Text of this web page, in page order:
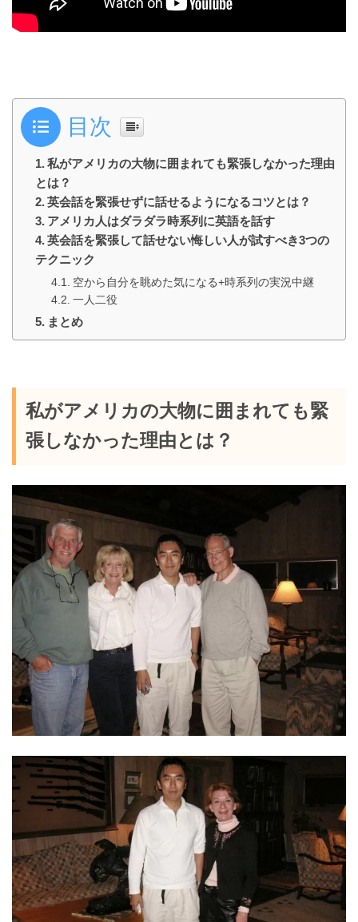
目次
私がアメリカの大物に囲まれても緊張しなかった理由
とは？
英会話を緊張せずに話せるようになるコツとは？
アメリカ人はダラダラ時系列に英語を話す
英会話を緊張して話せない悔しい人が試すべき3つの
テクニック
空から自分を眺めた気になる+時系列の実況中継
一人二役
まとめ
私がアメリカの大物に囲まれても緊
張しなかった理由とは？